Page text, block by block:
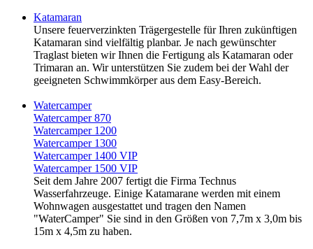
Katamaran
Unsere feuerverzinkten Trägergestelle für Ihren zukünftigen
Katamaran sind vielfältig planbar. Je nach gewünschter
Traglast bieten wir Ihnen die Fertigung als Katamaran oder
Trimaran an. Wir unterstützen Sie zudem bei der Wahl der
geeigneten Schwimmkörper aus dem Easy-Bereich.
Watercamper
Watercamper 870
Watercamper 1200
Watercamper 1300
Watercamper 1400 VIP
Watercamper 1500 VIP
Seit dem Jahre 2007 fertigt die Firma Technus
Wasserfahrzeuge. Einige Katamarane werden mit einem
Wohnwagen ausgestattet und tragen den Namen
"WaterCamper" Sie sind in den Größen von 7,7m x 3,0m bis
15m x 4,5m zu haben.